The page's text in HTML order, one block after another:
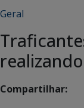
Geral
Compartilhar: